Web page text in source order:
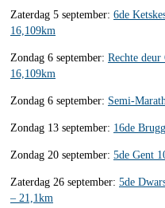
Zaterdag 5 september: 6de
16,109km
Zondag 6 september: Rechte
16,109km
Zondag 6 september: Semi-
Zondag 13 september: 16de
Zondag 20 september: 5de Gent
Zaterdag 26 september: 5de
– 21,1km